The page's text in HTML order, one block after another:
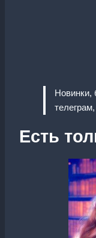
Новинки,
Есть